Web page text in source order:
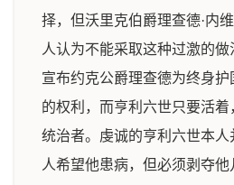
择，但沃里克伯爵理查德·内
人认为不能采取这种过激的
宣布约克公爵理查德为终身
的权利，而亨利六世只要活
统治者。虔诚的亨利六世本
人希望他患病，但必须剥夺